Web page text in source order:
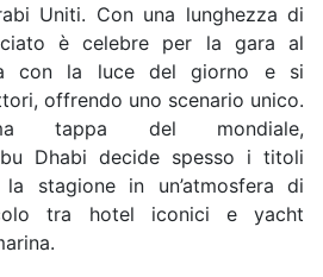
Uniti. Con una lunghezza di
è celebre per la gara al
con la luce del giorno e si
offrendo uno scenario unico.
tappa del mondiale,
Dhabi decide spesso i titoli
stagione in un’atmosfera di
tra hotel iconici e yacht